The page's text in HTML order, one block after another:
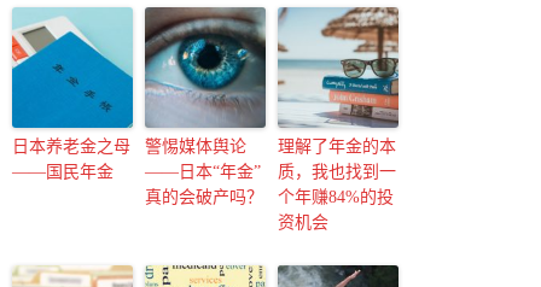
日本养老金之母
——国民年金
警惕媒体舆论
——日本“年金”
真的会破产吗？
理解了年金的本
质，我也找到一
个年赚84%的投
资机会